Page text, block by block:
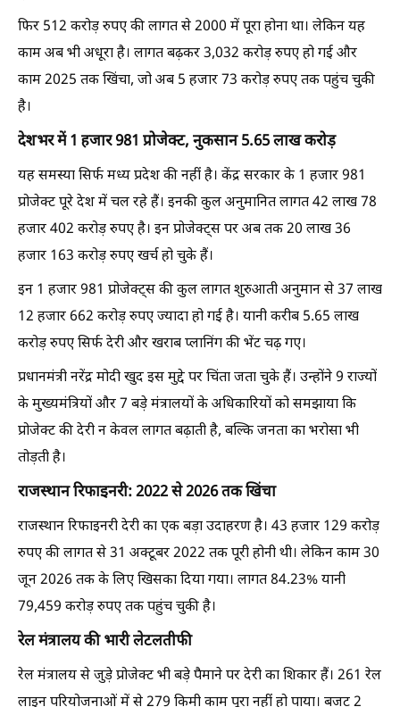
फिर 512 करोड़ रुपए की लागत से 2000 में पूरा होना था। लेकिन यह
काम अब भी अधूरा है। लागत बढ़कर 3,032 करोड़ रुपए हो गई और
काम 2025 तक खिंचा, जो अब 5 हजार 73 करोड़ रुपए तक पहुंच चुकी
है।
देशभर में 1 हजार 981 प्रोजेक्ट, नुकसान 5.65 लाख करोड़
यह समस्या सिर्फ मध्य प्रदेश की नहीं है। केंद्र सरकार के 1 हजार 981
प्रोजेक्ट पूरे देश में चल रहे हैं। इनकी कुल अनुमानित लागत 42 लाख 78
हजार 402 करोड़ रुपए है। इन प्रोजेक्ट्स पर अब तक 20 लाख 36
हजार 163 करोड़ रुपए खर्च हो चुके हैं।
इन 1 हजार 981 प्रोजेक्ट्स की कुल लागत शुरुआती अनुमान से 37 लाख
12 हजार 662 करोड़ रुपए ज्यादा हो गई है। यानी करीब 5.65 लाख
करोड़ रुपए सिर्फ देरी और खराब प्लानिंग की भेंट चढ़ गए।
प्रधानमंत्री नरेंद्र मोदी खुद इस मुद्दे पर चिंता जता चुके हैं। उन्होंने 9 राज्यों
के मुख्यमंत्रियों और 7 बड़े मंत्रालयों के अधिकारियों को समझाया कि
प्रोजेक्ट की देरी न केवल लागत बढ़ाती है, बल्कि जनता का भरोसा भी
तोड़ती है।
राजस्थान रिफाइनरी: 2022 से 2026 तक खिंचा
राजस्थान रिफाइनरी देरी का एक बड़ा उदाहरण है। 43 हजार 129 करोड़
रुपए की लागत से 31 अक्टूबर 2022 तक पूरी होनी थी। लेकिन काम 30
जून 2026 तक के लिए खिसका दिया गया। लागत 84.23% यानी
79,459 करोड़ रुपए तक पहुंच चुकी है।
रेल मंत्रालय की भारी लेटलतीफी
रेल मंत्रालय से जुड़े प्रोजेक्ट भी बड़े पैमाने पर देरी का शिकार हैं। 261 रेल
लाइन परियोजनाओं में से 279 किमी काम पूरा नहीं हो पाया। बजट 2